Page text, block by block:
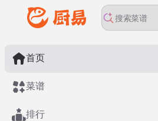
首页
菜谱
排行